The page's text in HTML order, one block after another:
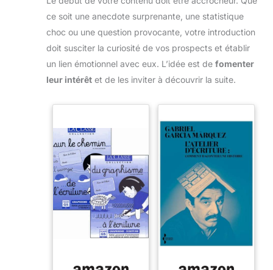
ce soit une anecdote surprenante, une statistique
choc ou une question provocante, votre introduction
doit susciter la curiosité de vos prospects et établir
un lien émotionnel avec eux. L’idée est de fomenter
leur intérêt et de les inviter à découvrir la suite.